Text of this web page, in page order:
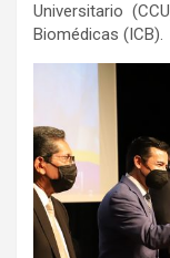
Universitario
Biomédicas (ICB).